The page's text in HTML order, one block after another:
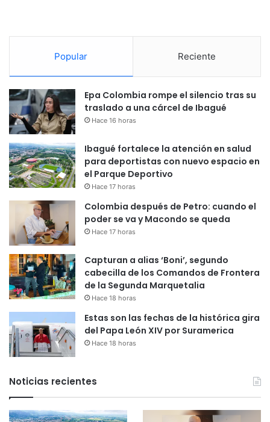
Popular Reciente
Epa Colombia rompe el silencio tras su
traslado a una cárcel de Ibagué
Hace 16 horas
Ibagué fortalece la atención en salud
para deportistas con nuevo espacio en
el Parque Deportivo
Hace 17 horas
Colombia después de Petro: cuando el
poder se va y Macondo se queda
Hace 17 horas
Capturan a alias ‘Boni’, segundo
cabecilla de los Comandos de Frontera
de la Segunda Marquetalia
Hace 18 horas
Estas son las fechas de la histórica gira
del Papa León XIV por Suramerica
Hace 18 horas
Noticias recientes